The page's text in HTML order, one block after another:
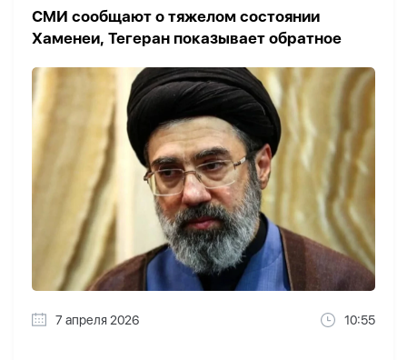
СМИ сообщают о тяжелом состоянии
Хаменеи, Тегеран показывает обратное
7 апреля 2026 10:55